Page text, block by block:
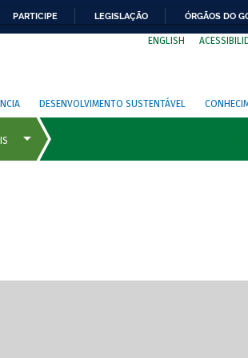
PARTICIPE LEGISLAÇÃO ÓRGÃOS DO
ENGLISH
DESENVOLVIMENTO SUSTENTÁVEL
de tela